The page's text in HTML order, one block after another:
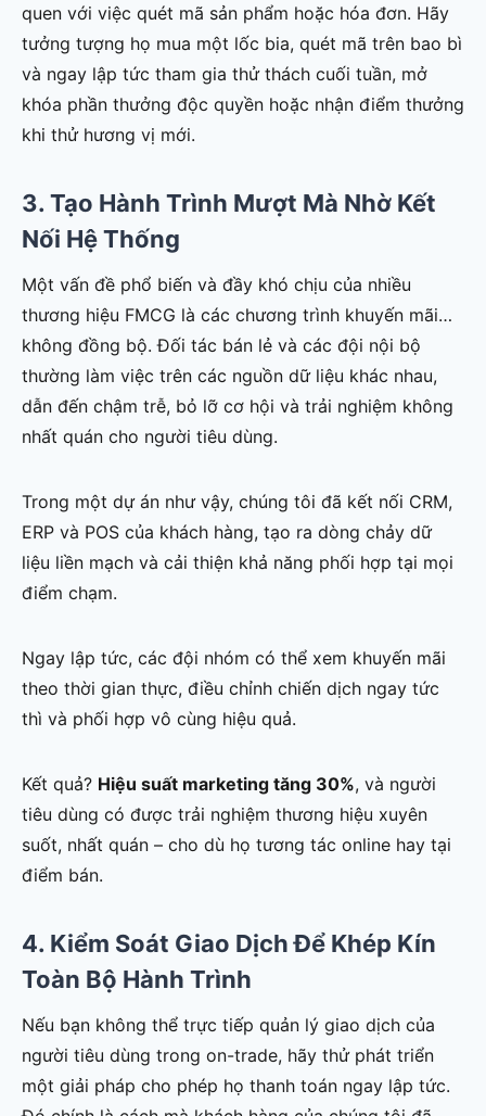
quen với việc quét mã sản phẩm hoặc hóa đơn. Hãy
tưởng tượng họ mua một lốc bia, quét mã trên bao bì
và ngay lập tức tham gia thử thách cuối tuần, mở
khóa phần thưởng độc quyền hoặc nhận điểm thưởng
khi thử hương vị mới.
3. Tạo Hành Trình Mượt Mà Nhờ Kết
Nối Hệ Thống
Một vấn đề phổ biến và đầy khó chịu của nhiều
thương hiệu FMCG là các chương trình khuyến mãi…
không đồng bộ. Đối tác bán lẻ và các đội nội bộ
thường làm việc trên các nguồn dữ liệu khác nhau,
dẫn đến chậm trễ, bỏ lỡ cơ hội và trải nghiệm không
nhất quán cho người tiêu dùng.
Trong một dự án như vậy, chúng tôi đã kết nối CRM,
ERP và POS của khách hàng, tạo ra dòng chảy dữ
liệu liền mạch và cải thiện khả năng phối hợp tại mọi
điểm chạm.
Ngay lập tức, các đội nhóm có thể xem khuyến mãi
theo thời gian thực, điều chỉnh chiến dịch ngay tức
thì và phối hợp vô cùng hiệu quả.
Kết quả? Hiệu suất marketing tăng 30%, và người
tiêu dùng có được trải nghiệm thương hiệu xuyên
suốt, nhất quán – cho dù họ tương tác online hay tại
điểm bán.
4. Kiểm Soát Giao Dịch Để Khép Kín
Toàn Bộ Hành Trình
Nếu bạn không thể trực tiếp quản lý giao dịch của
người tiêu dùng trong on-trade, hãy thử phát triển
một giải pháp cho phép họ thanh toán ngay lập tức.